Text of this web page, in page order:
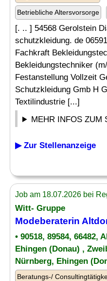
Betriebliche Altersvorsorge
[. .. ] 54568 Gerolstein
schutzkleidung. de
Fachkraft
Bekleidungstechniker
Festanstellung Vollzeit
Schutzkleidung Gmb H
Textilindustrie [...]
MEHR INFOS ZUM
▶ Zur Stellenanzeige
Job am 18.07.2026 bei
Witt- Gruppe
Modeberaterin
• 90518, 89584, 66482,
Ehingen (Donau) ,
Nürnberg, Ehingen
Beratungs-/